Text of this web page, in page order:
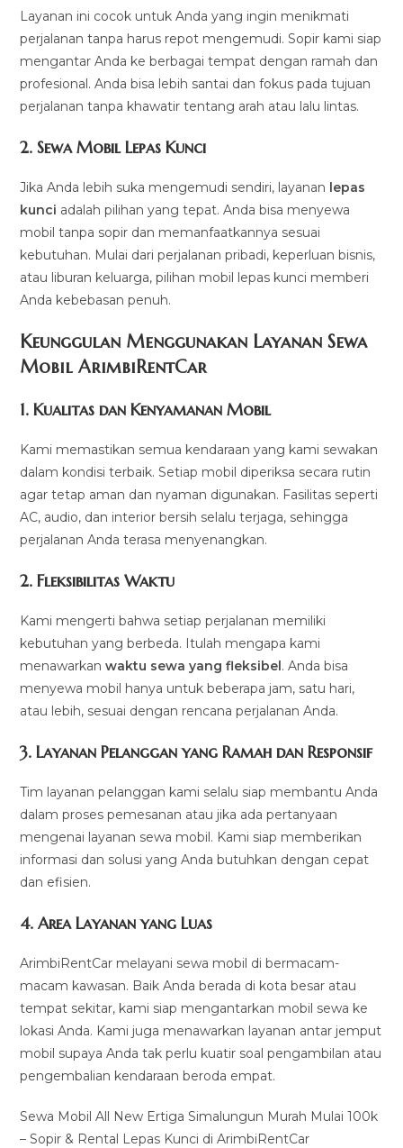
Layanan ini cocok untuk Anda yang ingin menikmati
perjalanan tanpa harus repot mengemudi. Sopir kami siap
mengantar Anda ke berbagai tempat dengan ramah dan
profesional. Anda bisa lebih santai dan fokus pada tujuan
perjalanan tanpa khawatir tentang arah atau lalu lintas.
2.Sewa Mobil Lepas Kunci
Jika Anda lebih suka mengemudi sendiri, layanan lepas
kunci adalah pilihan yang tepat. Anda bisa menyewa
mobil tanpa sopir dan memanfaatkannya sesuai
kebutuhan. Mulai dari perjalanan pribadi, keperluan bisnis,
atau liburan keluarga, pilihan mobil lepas kunci memberi
Anda kebebasan penuh.
Keunggulan Menggunakan Layanan Sewa
Mobil ArimbiRentCar
1.Kualitas dan Kenyamanan Mobil
Kami memastikan semua kendaraan yang kami sewakan
dalam kondisi terbaik. Setiap mobil diperiksa secara rutin
agar tetap aman dan nyaman digunakan. Fasilitas seperti
AC, audio, dan interior bersih selalu terjaga, sehingga
perjalanan Anda terasa menyenangkan.
2.Fleksibilitas Waktu
Kami mengerti bahwa setiap perjalanan memiliki
kebutuhan yang berbeda. Itulah mengapa kami
menawarkanwaktu sewa yang fleksibel. Anda bisa
menyewa mobil hanya untuk beberapa jam, satu hari,
atau lebih, sesuai dengan rencana perjalanan Anda.
3.Layanan Pelanggan yang Ramah dan Responsif
Tim layanan pelanggan kami selalu siap membantu Anda
dalam proses pemesanan atau jika ada pertanyaan
mengenai layanan sewa mobil. Kami siap memberikan
informasi dan solusi yang Anda butuhkan dengan cepat
dan efisien.
4.Area Layanan yang Luas
ArimbiRentCar melayani sewa mobil di bermacam-
macam kawasan. Baik Anda berada di kota besar atau
tempat sekitar, kami siap mengantarkan mobil sewa ke
lokasi Anda. Kami juga menawarkan layanan antar jemput
mobil supaya Anda tak perlu kuatir soal pengambilan atau
pengembalian kendaraan beroda empat.
Sewa Mobil All New Ertiga Simalungun Murah Mulai 100k
– Sopir & Rental Lepas Kunci di ArimbiRentCar